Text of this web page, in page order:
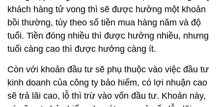
khách hàng tử vong thì sẽ được hưởng một khoản
bồi thường, tùy theo số tiền mua hàng năm và độ
tuổi. Tiền đóng nhiều thì được hưởng nhiều, nhưng
tuổi càng cao thì được hưởng càng ít.
Còn với khoản đầu tư sẽ phụ thuộc vào việc đầu tư
kinh doanh của công ty bảo hiểm, có lợi nhuận cao
sẽ trả lãi cao, lỗ thì trừ vào vốn đầu tư. Khoản này,